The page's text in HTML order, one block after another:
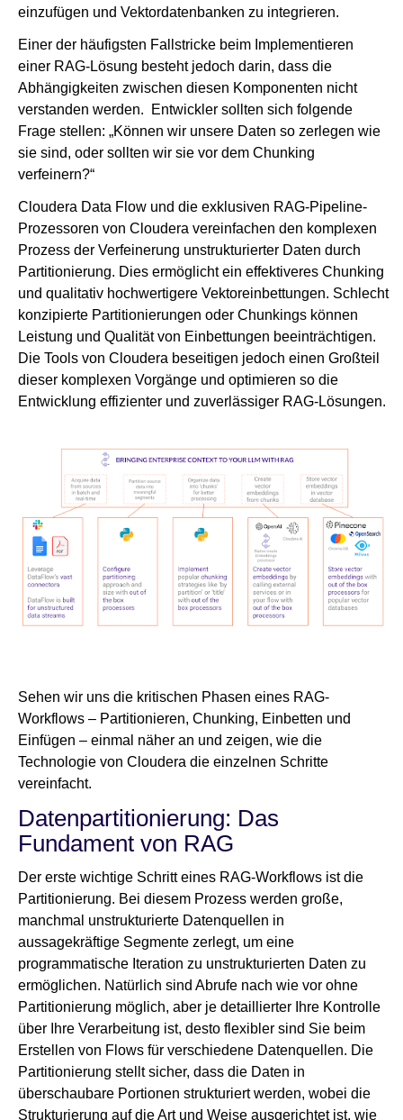
einzufügen und Vektordatenbanken zu integrieren.
Einer der häufigsten Fallstricke beim Implementieren
einer RAG-Lösung besteht jedoch darin, dass die
Abhängigkeiten zwischen diesen Komponenten nicht
verstanden werden. Entwickler sollten sich folgende
Frage stellen: „Können wir unsere Daten so zerlegen wie
sie sind, oder sollten wir sie vor dem Chunking
verfeinern?“
Cloudera Data Flow und die exklusiven RAG-Pipeline-
Prozessoren von Cloudera vereinfachen den komplexen
Prozess der Verfeinerung unstrukturierter Daten durch
Partitionierung. Dies ermöglicht ein effektiveres Chunking
und qualitativ hochwertigere Vektoreinbettungen. Schlecht
konzipierte Partitionierungen oder Chunkings können
Leistung und Qualität von Einbettungen beeinträchtigen.
Die Tools von Cloudera beseitigen jedoch einen Großteil
dieser komplexen Vorgänge und optimieren so die
Entwicklung effizienter und zuverlässiger RAG-Lösungen.
Sehen wir uns die kritischen Phasen eines RAG-
Workflows – Partitionieren, Chunking, Einbetten und
Einfügen – einmal näher an und zeigen, wie die
Technologie von Cloudera die einzelnen Schritte
vereinfacht.
Datenpartitionierung: Das
Fundament von RAG
Der erste wichtige Schritt eines RAG-Workflows ist die
Partitionierung. Bei diesem Prozess werden große,
manchmal unstrukturierte Datenquellen in
aussagekräftige Segmente zerlegt, um eine
programmatische Iteration zu unstrukturierten Daten zu
ermöglichen. Natürlich sind Abrufe nach wie vor ohne
Partitionierung möglich, aber je detaillierter Ihre Kontrolle
über Ihre Verarbeitung ist, desto flexibler sind Sie beim
Erstellen von Flows für verschiedene Datenquellen. Die
Partitionierung stellt sicher, dass die Daten in
überschaubare Portionen strukturiert werden, wobei die
Strukturierung auf die Art und Weise ausgerichtet ist, wie